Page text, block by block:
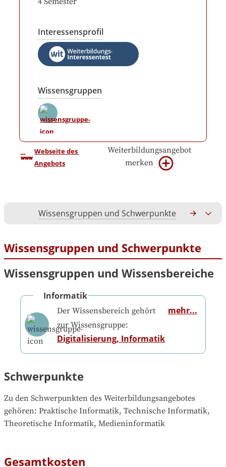
Interessensprofil
Wissensgruppen
Webseite des
Angebots
Weiterbildungsangebot
merken
Wissensgruppen und Schwerpunkte
Wissensgruppen und Schwerpunkte
Wissensgruppen und Wissensbereiche
Informatik
Der Wissensbereich gehört
zur Wissensgruppe:
Digitalisierung, Informatik
mehr...
Schwerpunkte
Zu den Schwerpunkten des Weiterbildungsangebotes
gehören: Praktische Informatik, Technische Informatik,
Theoretische Informatik, Medieninformatik
Gesamtkosten